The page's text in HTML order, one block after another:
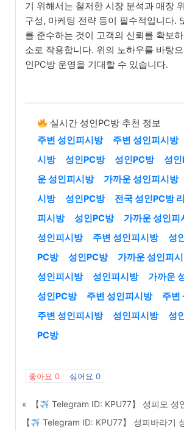
기 위해서는 철저한 시장 분석과 매장
구성, 마케팅 전략 등이 필수적입니다.
를 준수하는 것이 고객의 신뢰를 확보
소로 작용합니다. 위의 노하우를 바탕
인PC방 운영을 기대할 수 있습니다.
실시간 성인PC방 추천 정보
주변 성인피시방
주변 성인피시방
시방
성인PC방 성인PC방 성인
운 성인피시방
가까운 성인피시방
시방
성인PC방 전국 성인PC방
피시방
성인PC방 가까운 성인피
성인피시방
주변 성인피시방 성
PC방
성인PC방 가까운 성인피
성인피시방
성인피시방
가까운
성인PC방
주변 성인피시방
주변
주변 성인피시방
성인피시방 성
PC방
좋아요 0 싫어요 0
« 【
Telegram ID: KPU77】 성피모 성인PC 알거래 3자 사
【
Telegram ID: KPU77】 성피바라기 성인PC방 수익률 확실한 1급